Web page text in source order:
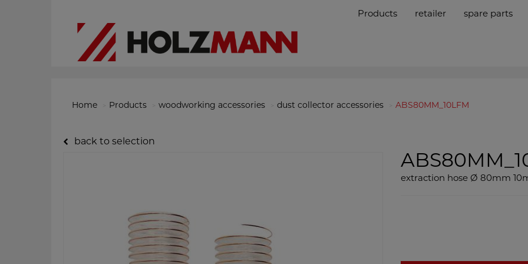
Products retailer spare parts
Home Products woodworking accessories dust collector accessories ABS80MM_10LFM
back to selection
extraction hose Ø 80mm